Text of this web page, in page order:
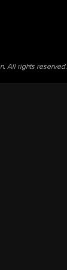
All rights reserved.